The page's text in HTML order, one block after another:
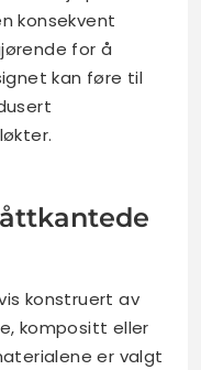
konsekvent
for å
kan føre til
konstruert av
kompositt eller
er valgt